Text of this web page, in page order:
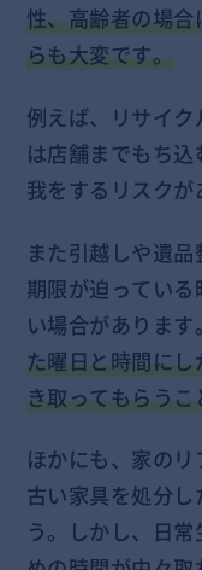
性、高齢者の場
らも大変です。
例えば、リサイ
は店舗までもち
我をするリスクが
また引越しや遺
期限が迫ってい
い場合があります
た曜日と時間に
き取ってもらう
ほかにも、家の
古い家具を処分
う。しかし、日